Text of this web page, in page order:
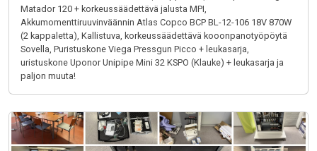
Matador 120 + korkeussäädettävä jalusta MPI,
Akkumomenttiruuvinväännin Atlas Copco BCP BL-12-106 18V 870W
(2 kappaletta), Kallistuva, korkeussäädettävä kooonpanotyöpöytä
Sovella, Puristuskone Viega Pressgun Picco + leukasarja,
uristuskone Uponor Unipipe Mini 32 KSPO (Klauke) + leukasarja ja
paljon muuta!